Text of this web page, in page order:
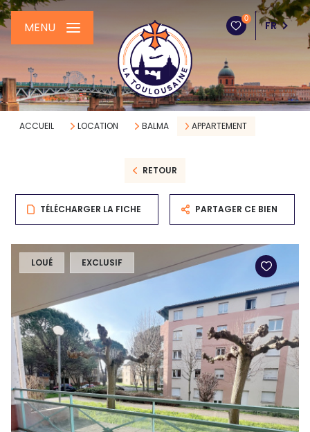
0
FR
MENU
ACCUEIL LOCATION BALMA APPARTEMENT
RETOUR
TÉLÉCHARGER LA FICHE PARTAGER CE BIEN
LOUÉ EXCLUSIF